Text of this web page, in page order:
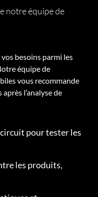
notre équipe de
besoins parmi les
équipe de
vous recommande
l’analyse de
pour tester les
les produits,